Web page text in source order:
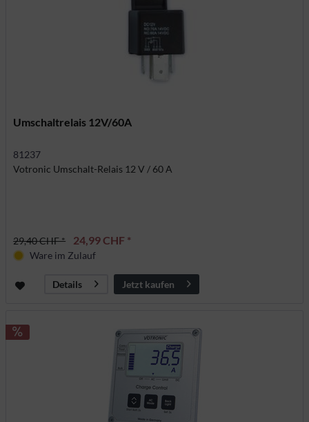
Umschaltrelais 12V/60A
81237
Votronic Umschalt-Relais 12 V / 60 A
29,40 CHF * 24,99 CHF *
Ware im Zulauf
Details Jetzt kaufen